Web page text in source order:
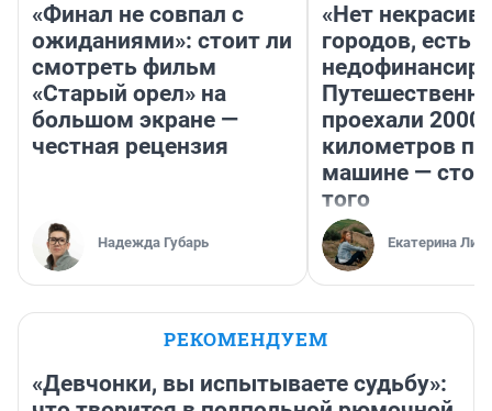
«Финал не совпал с
ожиданиями»: стоит ли
смотреть фильм
«Старый орел» на
большом экране —
честная рецензия
Надежда Губарь
«Нет
городов, есть
проехали 2000
километров по
машине —
того
Екатерина
РЕКОМЕНДУЕМ
«Девчонки, вы испытываете судьбу»: